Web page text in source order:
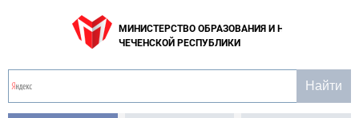
МИНИСТЕРСТВО ОБРАЗОВАНИЯ И НАУКИ
ЧЕЧЕНСКОЙ РЕСПУБЛИКИ